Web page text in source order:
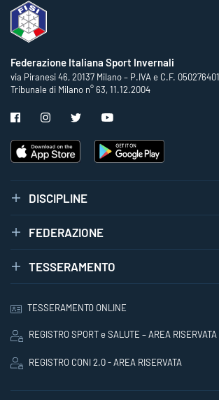
Federazione Italiana Sport Invernali
via Piranesi 46, 20137 Milano – P.IVA e C.F.
Tribunale di Milano n° 63, 11.12.2004
DISCIPLINE
FEDERAZIONE
TESSERAMENTO
TESSERAMENTO ONLINE
REGISTRO SPORT e SALUTE – AREA RISERVATA
REGISTRO CONI 2.0 - AREA RISERVATA